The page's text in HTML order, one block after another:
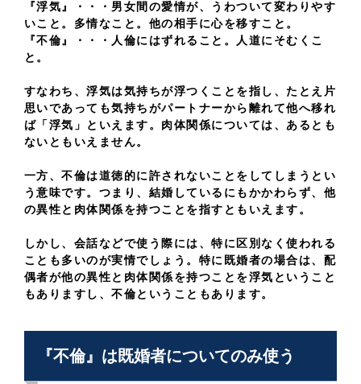
『浮気』・・・男女間の愛情が、うわついて変わりやす
いこと。多情なこと。他の相手に心を移すこと。
『不倫』・・・人倫にはずれること。人道にそむくこ
と。
すなわち、浮気は気持ちが浮つくことを指し、たとえ片
思いであっても気持ちがパートナーから離れて他へ移れ
ば「浮気」といえます。肉体関係については、あるとも
ないともいえません。
一方、不倫は道徳的に許されないことをしてしまうとい
う意味です。つまり、結婚しているにもかかわらず、他
の異性と肉体関係を持つことを指すともいえます。
しかし、会話などで使う際には、特に区別なく使われる
ことも多いのが実情でしょう。特に既婚者の場合は、配
偶者が他の異性と肉体関係を持つことを浮気ということ
もありますし、不倫ということもあります。
『不倫』は既婚者についてのみ使う